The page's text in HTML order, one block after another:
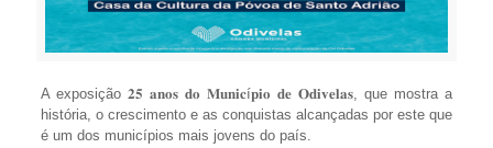
A exposição 𝟐𝟓 𝐚𝐧𝐨𝐬 𝐝𝐨 𝐌𝐮𝐧𝐢𝐜í𝐩𝐢𝐨 𝐝𝐞 𝐎𝐝𝐢𝐯𝐞𝐥𝐚𝐬, que mostra a
história, o crescimento e as conquistas alcançadas por este que
é um dos municípios mais jovens do país.